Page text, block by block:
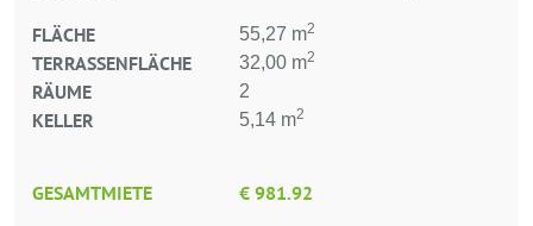
FLÄCHE 55,27 m2
TERRASSENFLÄCHE 32,00 m2
RÄUME 2
KELLER 5,14 m2
GESAMTMIETE € 981.92